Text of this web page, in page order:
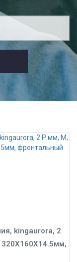
kingaurora, 2